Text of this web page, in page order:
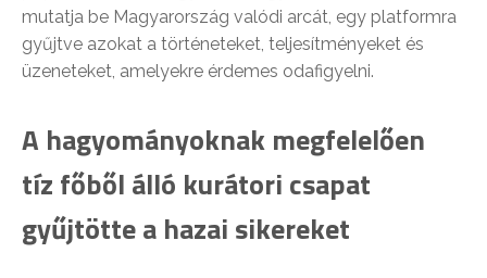
mutatja be Magyarország valódi arcát, egy platformra
gyűjtve azokat a történeteket, teljesítményeket és
üzeneteket, amelyekre érdemes odafigyelni.
A hagyományoknak megfelelően
tíz főből álló kurátori csapat
gyűjtötte a hazai sikereket